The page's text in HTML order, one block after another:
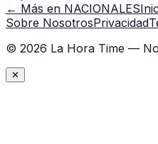
← Más en NACIONALES
Sobre NosotrosPrivacidad
© 2026 La Hora Time —